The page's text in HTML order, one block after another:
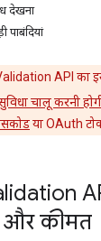
देखना
पाबंदियां
API का
चालू करनी
या OAuth
और कीमत